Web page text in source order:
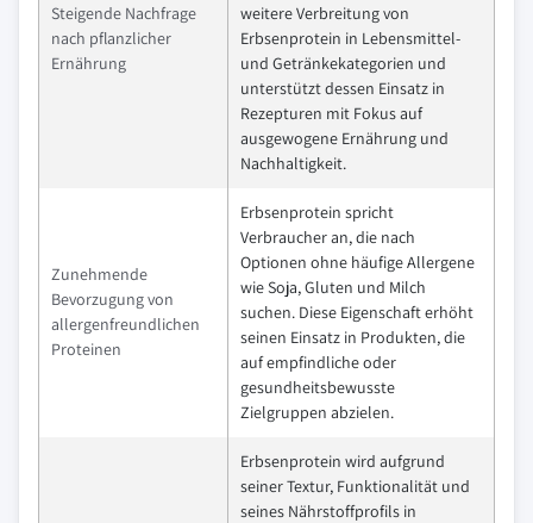
Steigende Nachfrage
nach pflanzlicher
Ernährung
weitere Verbreitung von
Erbsenprotein in Lebensmittel-
und Getränkekategorien und
unterstützt dessen Einsatz in
Rezepturen mit Fokus auf
ausgewogene Ernährung und
Nachhaltigkeit.
Zunehmende
Bevorzugung von
allergenfreundlichen
Proteinen
Erbsenprotein spricht
Verbraucher an, die nach
Optionen ohne häufige Allergene
wie Soja, Gluten und Milch
suchen. Diese Eigenschaft erhöht
seinen Einsatz in Produkten, die
auf empfindliche oder
gesundheitsbewusste
Zielgruppen abzielen.
Erbsenprotein wird aufgrund
seiner Textur, Funktionalität und
seines Nährstoffprofils in